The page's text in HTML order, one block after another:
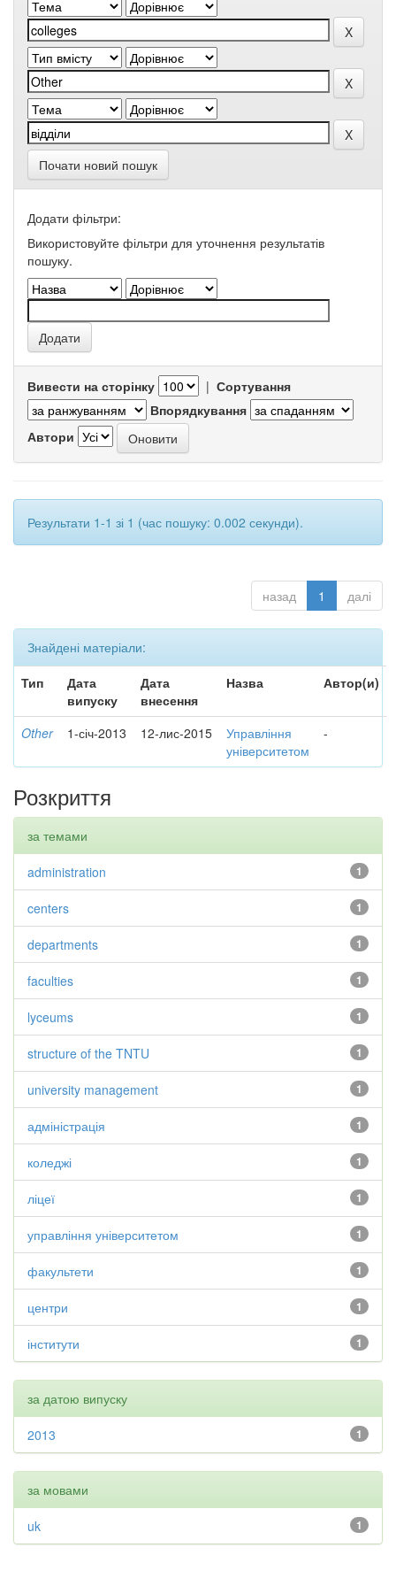
Почати новий пошук
Додати фільтри:
Використовуйте фільтри для уточнення результатів
пошуку.
Вивести на сторінку | Сортування
Впорядкування
Автори
Результати 1-1 зі 1 (час пошуку: 0.002 секунди).
назад 1 далі
Знайдені матеріали:
Тип
Дата
випуску
Дата
внесення
Назва Автор(и)
Other 1-січ-2013 12-лис-2015
Управління
університетом
-
Розкриття
за темами
1
administration
1
centers
1
departments
1
faculties
1
lyceums
1
structure of the TNTU
1
university management
1
адміністрація
1
коледжі
1
ліцеї
1
управління університетом
1
факультети
1
центри
1
інститути
за датою випуску
1
2013
за мовами
1
uk